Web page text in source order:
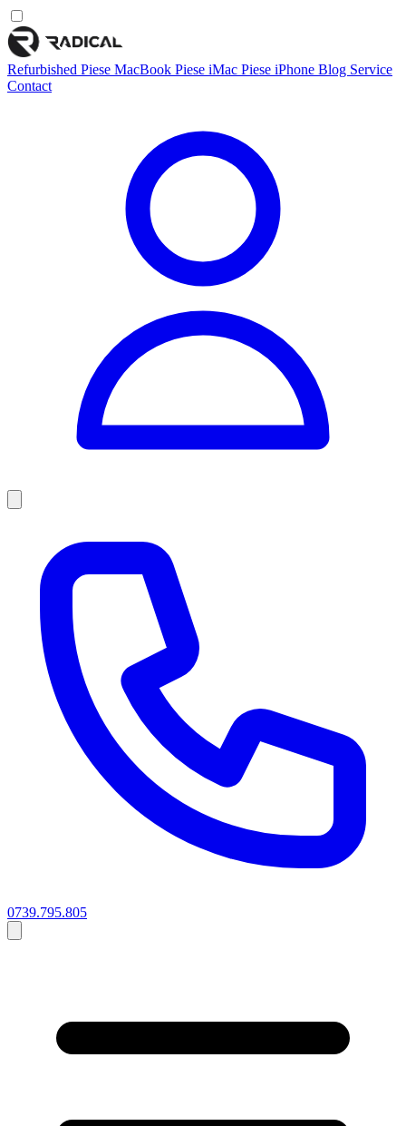
Refurbished Piese MacBook Piese iMac Piese iPhone Blog Service
Contact
0739.795.805